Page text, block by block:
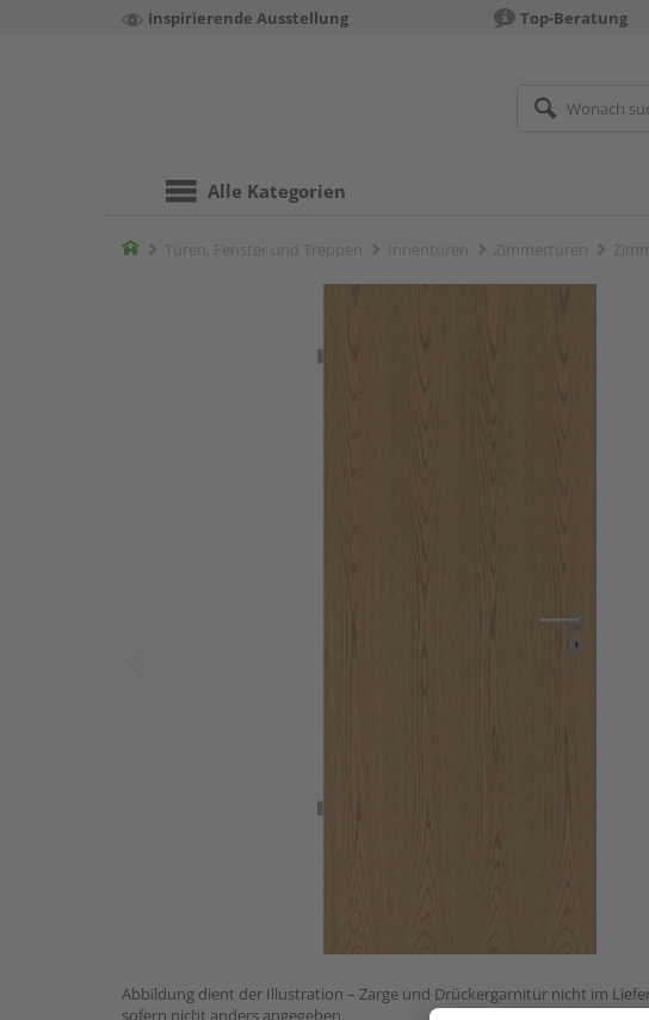
Inspirierende Ausstellung Top-Beratung
Alle Kategorien
Home
Abbildung dient der Illustration – Zarge und Drückergarnitur nicht im
sofern nicht anders angegeben.